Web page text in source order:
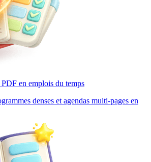
en emplois du temps
denses et agendas multi-pages en